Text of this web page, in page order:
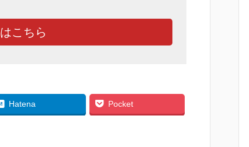
こちら
Hatena Pocket